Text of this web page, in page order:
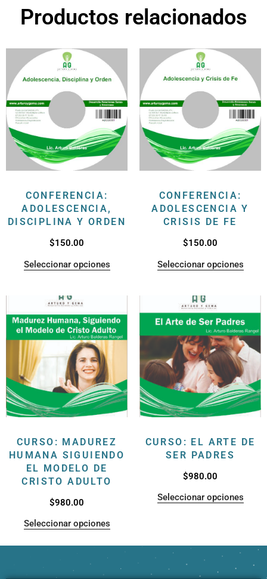
Productos relacionados
CONFERENCIA:
ADOLESCENCIA,
DISCIPLINA Y ORDEN
$150.00
Seleccionar opciones
CONFERENCIA:
ADOLESCENCIA Y
CRISIS DE FE
$150.00
Seleccionar opciones
CURSO: MADUREZ
HUMANA SIGUIENDO
EL MODELO DE
CRISTO ADULTO
$980.00
Seleccionar opciones
CURSO: EL ARTE DE
SER PADRES
$980.00
Seleccionar opciones